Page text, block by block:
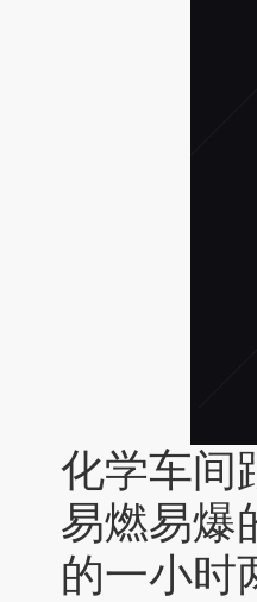
化学车间
易燃易爆
的一小时